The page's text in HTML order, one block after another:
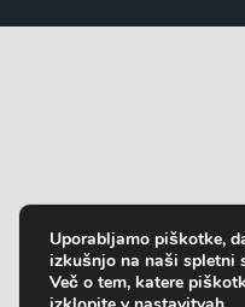
Uporabljamo piškotke,
izkušnjo na naši spletni
Več o tem, katere